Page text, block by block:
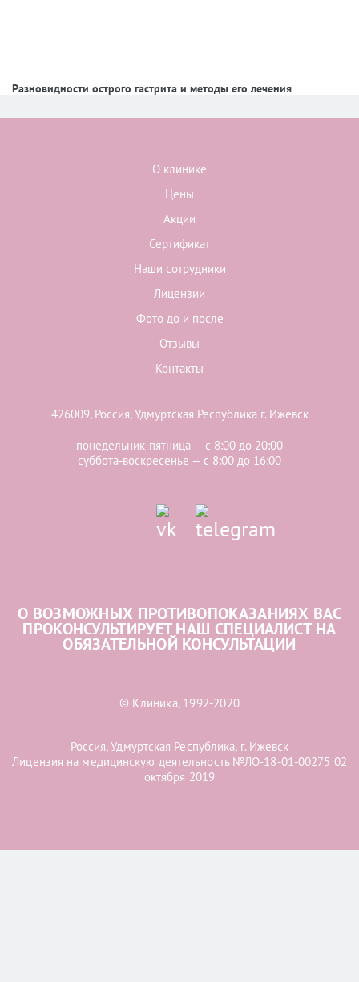
Разновидности острого гастрита и методы его лечения
О клинике
Цены
Акции
Сертификат
Наши сотрудники
Лицензии
Фото до и после
Отзывы
Контакты
426009, Россия, Удмуртская Республика г. Ижевск
понедельник-пятница — с 8:00 до 20:00
суббота-воскресенье — с 8:00 до 16:00
О ВОЗМОЖНЫХ ПРОТИВОПОКАЗАНИЯХ ВАС
ПРОКОНСУЛЬТИРУЕТ НАШ СПЕЦИАЛИСТ НА
ОБЯЗАТЕЛЬНОЙ КОНСУЛЬТАЦИИ
© Клиника, 1992-2020
Россия, Удмуртская Республика, г. Ижевск
Лицензия на медицинскую деятельность №ЛО-18-01-00275 02
октября 2019